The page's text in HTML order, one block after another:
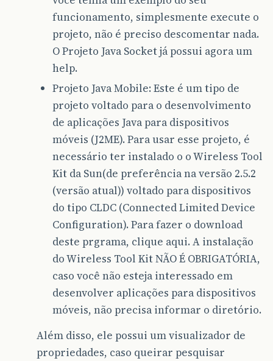
funcionamento, simplesmente execute o
projeto, não é preciso descomentar nada.
O Projeto Java Socket já possui agora um
help.
Projeto Java Mobile: Este é um tipo de
projeto voltado para o desenvolvimento
de aplicações Java para dispositivos
móveis (J2ME). Para usar esse projeto, é
necessário ter instalado o o Wireless Tool
Kit da Sun(de preferência na versão 2.5.2
(versão atual)) voltado para dispositivos
do tipo CLDC (Connected Limited Device
Configuration). Para fazer o download
deste prgrama, clique aqui. A instalação
do Wireless Tool Kit NÃO É OBRIGATÓRIA,
caso você não esteja interessado em
desenvolver aplicações para dispositivos
móveis, não precisa informar o diretório.
Além disso, ele possui um visualizador de
propriedades, caso queirar pesquisar